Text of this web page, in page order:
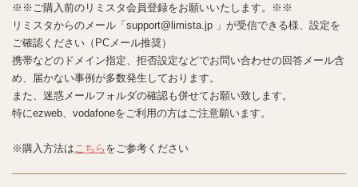
※※ご購入前のリミスタ会員登録をお願いいたします。※※
リミスタからのメール「support@limista.jp 」が受信できる様、設定を
ご確認ください（PCメール推奨）
携帯などのドメイン指定、拒否設定などでお問い合わせの回答メール含
め、届かない事例が多数発生しております。
また、迷惑メールフォルダの確認も併せてお願い致します。
特にezweb、vodafoneをご利用の方はご注意願います。
※購入方法は こちら をご参考ください